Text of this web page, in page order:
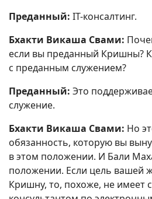
Преданный: IT-консалтинг.
Бхакти Викаша Свами:
если вы преданный Кришны?
с преданным служением?
Преданный: Это
служение.
Бхакти Викаша Свами: Но
обязанность, которую вы
в этом положении. И Бали
положении. Если цель вашей
Кришну, то, похоже, не имеет